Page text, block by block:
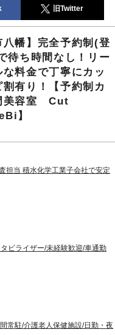
旧Twitter
八幡】完全予約制(登
待ち時間なし！リー
な料金で丁寧にカッ
割有り！【予約制カ
美容室 Cut
】
担当 積水化学工業子会社で安定
ビライザー/未経験歓迎/車通勤
常駐/介護老人保健施設/日勤・夜